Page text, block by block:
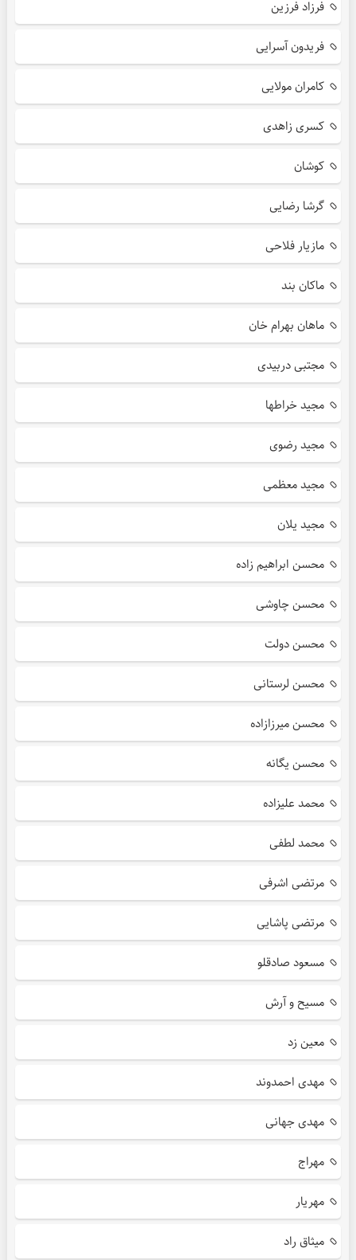
فرزاد فرزین
فریدون آسرایی
کامران مولایی
کسری زاهدی
کوشان
گرشا رضایی
مازیار فلاحی
ماکان بند
ماهان بهرام خان
مجتبی دربیدی
مجید خراطها
مجید رضوی
مجید معظمی
مجید یلان
محسن ابراهیم زاده
محسن چاوشی
محسن دولت
محسن لرستانی
محسن میرزازاده
محسن یگانه
محمد علیزاده
محمد لطفی
مرتضی اشرفی
مرتضی پاشایی
مسعود صادقلو
مسیح و آرش
معین زد
مهدی احمدوند
مهدی جهانی
مهراج
مهریار
میثاق راد